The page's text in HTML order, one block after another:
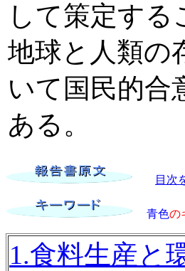
して策定す
地球と人類の
いて国民的合
ある。
目次
青色の
1.食料生産と